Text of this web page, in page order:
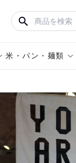
米・パン・麺類